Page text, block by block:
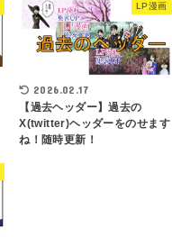
LP漫画
2026.02.17
【過去ヘッダー】過去の
X(twitter)ヘッダーをのせます
ね！随時更新！